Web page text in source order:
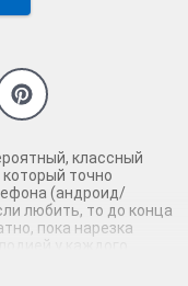
классный
точно
(андроид/
любить, то до конца
пока нарезка
у каждого
бесплатно сей